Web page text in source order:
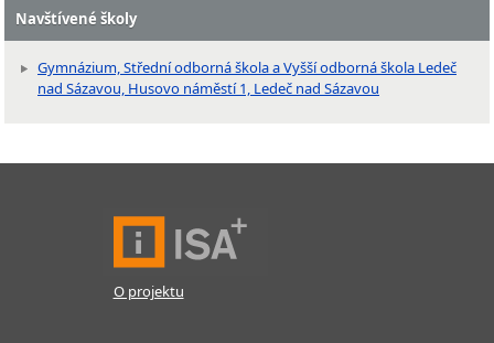
Navštívené školy
Gymnázium, Střední odborná škola a Vyšší odborná škola Ledeč
nad Sázavou, Husovo náměstí 1, Ledeč nad Sázavou
O projektu